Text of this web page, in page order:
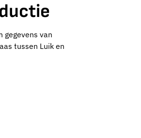
gegevens van
tussen Luik en